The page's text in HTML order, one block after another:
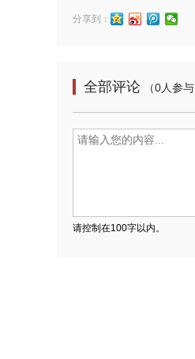
分享到：
全部评论 （0人参与
请控制在100字以内。